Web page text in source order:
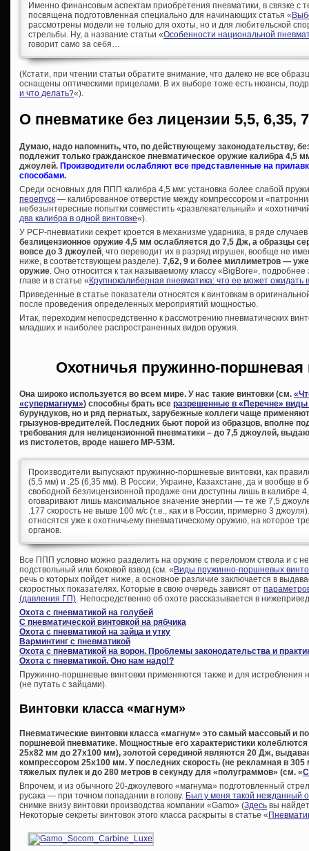
Именно финансовым аспектам приобретения пневматики, в связке с
посвящена подготовленная специально для начинающих статья «
рассмотрены модели не только для охоты, но и для любительской
стрельбы. Ну, а название статьи «Особенности национальной
говорит само за себя…
(Кстати, при чтении статьи обратите внимание, что далеко не все
оснащены оптическими прицелами. В их выборе тоже есть нюансы,
и что делать?«).
О пневматике без лицензии 5,5, 6,35,
Думаю, надо напомнить, что, по действующему законодательству,
подлежит только гражданское пневматическое оружие калибра 4,5
джоулей. Производители ослабляют все представленные на
способами.
Среди основных для ППП калибра 4,5 мм: установка более слабой
перепуск — калиброванное отверстие между компрессором и
небезынтересные попытки совместить «развлекательный» и
два калибра в одной винтовке«).
У PCP-пневматики секрет кроется в механизме ударника, в ряде
безлицензионное оружие 4,5 мм ослабляется до 7,5 Дж, а образцы
вовсе до 3 джоулей , что переводит их в разряд игрушек, вообще не
ниже, в соответствующем разделе). 7,62, 9 и более миллиметров —
оружие . Оно относится к так называемому классу «BigBore»,
главе и в статье «Крупнокалиберная пневматика: что ее может ожидать
Приведенные в статье показатели относятся к винтовкам в
после проведения определенных мероприятий мощностью.
Итак, переходим непосредственно к рассмотрению пневматических
младших и наиболее распространенных видов оружия.
Охотничья пружинно-
Она широко используется во всем мире. У нас такие винтовки (см.
«супермагнум») способны брать все разрешенные в «Перечне» виды
бурундуков, но и ряд пернатых, зарубежные коллеги чаще
грызунов-вредителей. Последних бьют порой из образцов, вполне
требования для нелицензионной пневматики – до 7,5 джоулей,
из пистолетов, вроде нашего МР-53М.
Производители выпускают пружинно-поршневые винтовки, как
(5,5 мм) и .25 (6,35 мм). В России, Украине, Казахстане, да и вообще в
свободной безлицензионной продаже они доступны лишь в калибре
оговаривают лишь максимальное значение энергии — те же 7,5
.177 скорость не выше 100 м/с (т.е., как и в России, примерно 3
относятся уже к охотничьему пневматическому оружию, на которое
органов.
Все ППП условно можно разделить на оружие с переломом ствола и с
подствольный или боковой взвод (см. « Виды пружинно-поршневых
речь о которых пойдет ниже, а основное различие заключается в
скоростных показателях. Которые в свою очередь зависят от
(давления ГП). Непосредственно об охоте рассказывается в
Охота с пневматикой на голубей
С пневматической винтовкой на рябчика
Охота с пневматикой на зайца и утку
Варминтинг с пневматикой
Охота с пневматикой на ворон. Проблемы законодательства и
Охота с пневматикой. Оно нам надо!?
Пружинно-поршневые винтовки применяются также и для истребления
(не путать с зайцами).
Винтовки класса «магнум»
Пневматические винтовки класса «магнум» это самый массовый и
поршневой пневматике. Мощностные его характеристики
25х82 мм до 27х100 мм), золотой серединой являются 20 Дж,
компрессором 25х100 мм. У последних скорость (не рекламная в
тяжелых пулек и до 280 метров в секунду для «полуграммов» (см. «
Впрочем, и из обычного 20-джоулевого «магнума» подготовленный
русака — при точном попадании в голову. Был у меня такой нежданный
снимке внизу винтовки производства компании «Gamo» (Здесь вы
Некоторые секреты винтовок этого класса раскрыты в статье «